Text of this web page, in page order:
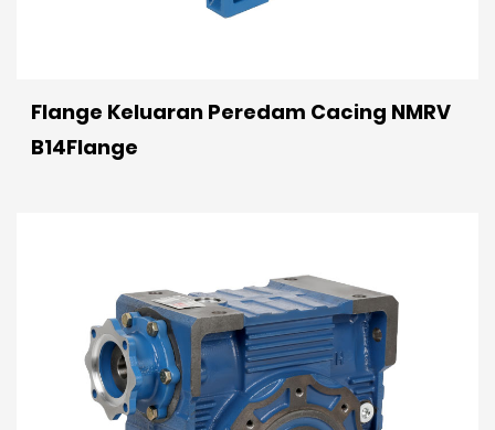
Flange Keluaran Peredam Cacing NMRV
B14Flange